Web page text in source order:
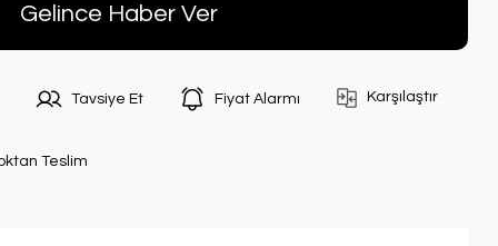
Gelince Haber Ver
Tavsiye Et Fiyat Alarmı Karşılaştır
Teslim